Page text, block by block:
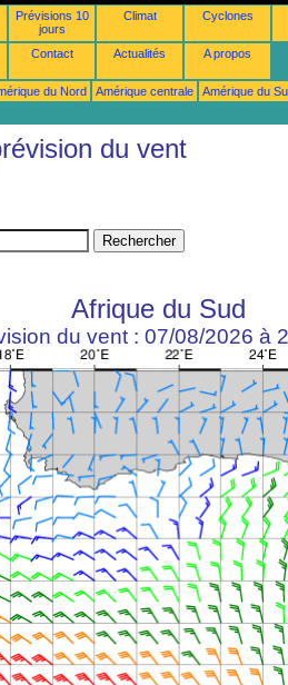
Prévisions 10
jours
Climat Cyclones
Contact Actualités A propos
du Nord Amérique centrale
Amérique du
du vent
Afrique du Sud
du vent : 07/08/2026 à